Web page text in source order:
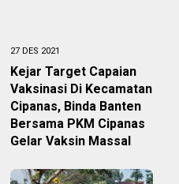
27 DES 2021
Kejar Target Capaian
Vaksinasi Di Kecamatan
Cipanas, Binda Banten
Bersama PKM Cipanas
Gelar Vaksin Massal